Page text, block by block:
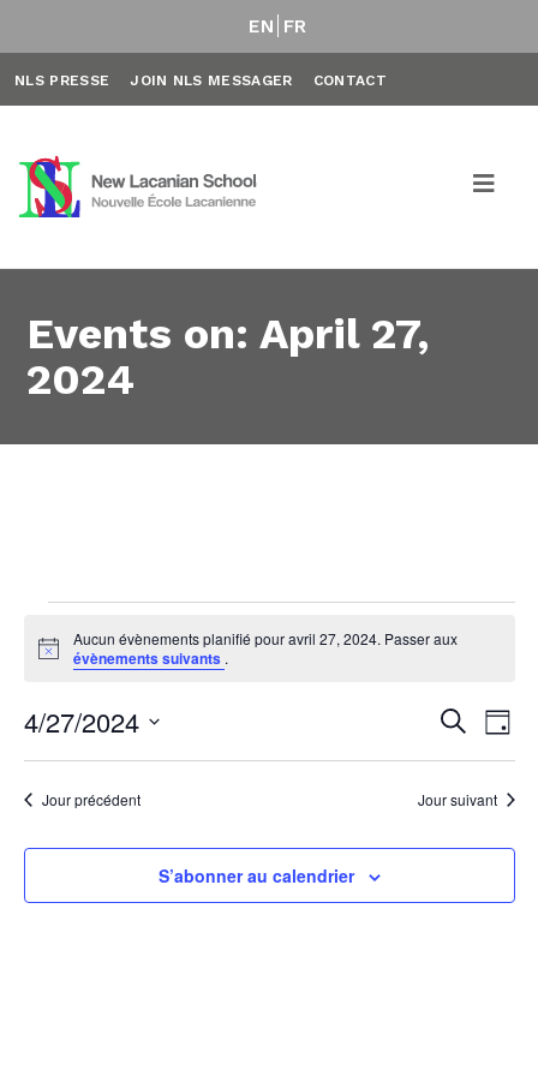
EN FR
NLS PRESSE JOIN NLS MESSAGER CONTACT
Events on: April 27,
2024
Évènements
for
avril
27,
2024
Notice
Aucun évènements planifié pour avril 27, 2024. Passer aux
évènements suivants .
Recherche
de
Jour
4/27/2024
date.
Jour précédent Jour suivant
S’abonner au calendrier